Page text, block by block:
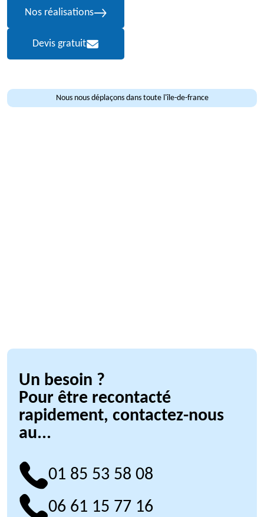
Nos réalisations
Devis gratuit
Nous nous déplaçons dans toute l'île-de-france
Un besoin ?
Pour être recontacté
rapidement, contactez-nous
au...
01 85 53 58 08
06 61 15 77 16